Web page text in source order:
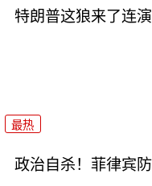
特朗普这狼来了连
最热
政治自杀！菲律宾